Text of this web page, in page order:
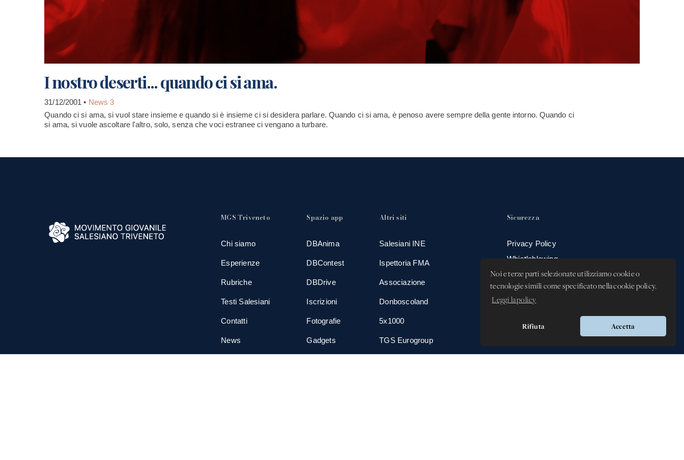
Noi e terze parti selezionate utilizziamo cookie o
tecnologie simili come specificato nella cookie policy.
Leggi la policy
Rifiuta Accetta
I nostro deserti... quando ci si ama.
31/12/2001 • News 3
Quando ci si ama, si vuol stare insieme e quando si è insieme ci si desidera parlare. Quando ci si ama, è penoso avere sempre della gente intorno. Quando ci
si ama, si vuole ascoltare l'altro, solo, senza che voci estranee ci vengano a turbare.
MGS Triveneto
Chi siamo
Esperienze
Rubriche
Testi Salesiani
Contatti
News
Spazio app
DBAnima
DBContest
DBDrive
Iscrizioni
Fotografie
Gadgets
Altri siti
Salesiani INE
Ispettoria FMA
Associazione
Donboscoland
5x1000
TGS Eurogroup
Sicurezza
Privacy Policy
Whistleblowing -
Segnalazione illeciti